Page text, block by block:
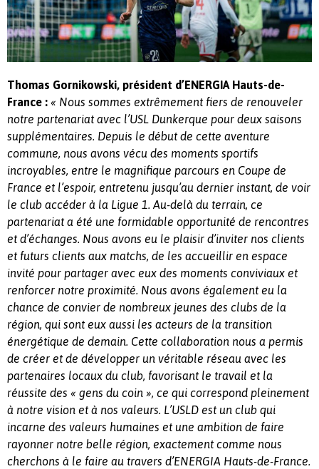
Thomas Gornikowski, président d’ENERGIA Hauts-de-
France : « Nous sommes extrêmement fiers de renouveler
notre partenariat avec l’USL Dunkerque pour deux saisons
supplémentaires. Depuis le début de cette aventure
commune, nous avons vécu des moments sportifs
incroyables, entre le magnifique parcours en Coupe de
France et l’espoir, entretenu jusqu’au dernier instant, de voir
le club accéder à la Ligue 1. Au-delà du terrain, ce
partenariat a été une formidable opportunité de rencontres
et d’échanges. Nous avons eu le plaisir d’inviter nos clients
et futurs clients aux matchs, de les accueillir en espace
invité pour partager avec eux des moments conviviaux et
renforcer notre proximité. Nous avons également eu la
chance de convier de nombreux jeunes des clubs de la
région, qui sont eux aussi les acteurs de la transition
énergétique de demain. Cette collaboration nous a permis
de créer et de développer un véritable réseau avec les
partenaires locaux du club, favorisant le travail et la
réussite des « gens du coin », ce qui correspond pleinement
à notre vision et à nos valeurs. L’USLD est un club qui
incarne des valeurs humaines et une ambition de faire
rayonner notre belle région, exactement comme nous
cherchons à le faire au travers d’ENERGIA Hauts-de-France.